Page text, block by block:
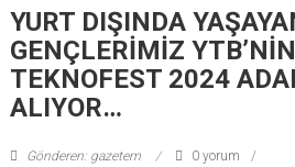
YURT DIŞINDA
GENÇLERİMİZ
TEKNOFEST 2024
ALIYOR…
Gönderen: gazetem
0 yorum